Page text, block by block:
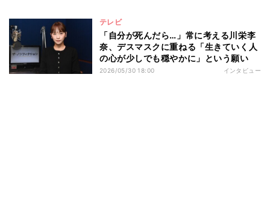
テレビ
「自分が死んだら…」常に考える川栄李
奈、デスマスクに重ねる「生きていく人
の心が少しでも穏やかに」という願い
2026/05/30 18:00 インタビュー